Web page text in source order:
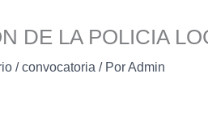
DE LA POLICIA
/ convocatoria/ PorAdmin